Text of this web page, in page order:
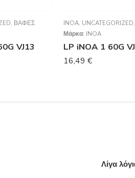
, ΒΑΦΈΣ
VJ13
INOA, UNCATEGORIZED,
Μάρκα: INOA
LP iNOA 1 60G
16,49 €
Λίγα